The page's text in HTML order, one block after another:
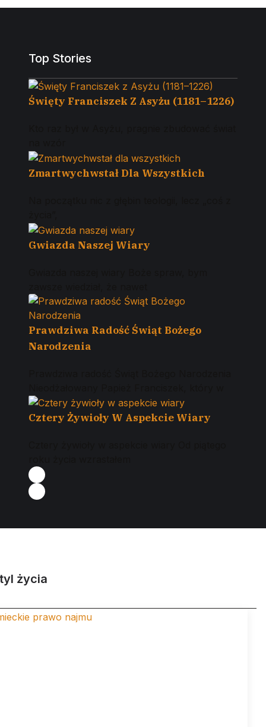
Top Stories
Święty Franciszek Z Asyżu (1181–1226)
Zmartwychwstał Dla Wszystkich
Gwiazda Naszej Wiary
Prawdziwa Radość Świąt Bożego
Narodzenia
Cztery Żywioły W Aspekcie Wiary
życia